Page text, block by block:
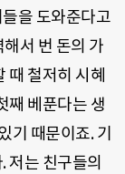
을 도와준다고
서 번 돈의 가
때 철저히 시혜
째 베푼다는 생
기 때문이죠. 기
저는 친구들의